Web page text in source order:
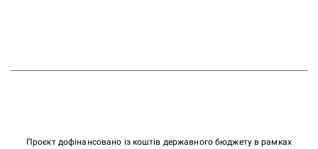
Проєкт дофінансовано із коштів державного бюджету в рамках